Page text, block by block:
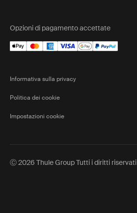
Opzioni di pagamento accettate
Informativa sulla privacy
Politica dei cookie
Impostazioni cookie
Ⓒ 2026 Thule Group Tutti i diritti riservati